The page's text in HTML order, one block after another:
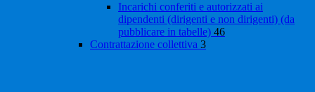
Incarichi conferiti e autorizzati ai
dipendenti (dirigenti e non dirigenti) (da
pubblicare in tabelle) 46
Contrattazione collettiva 3